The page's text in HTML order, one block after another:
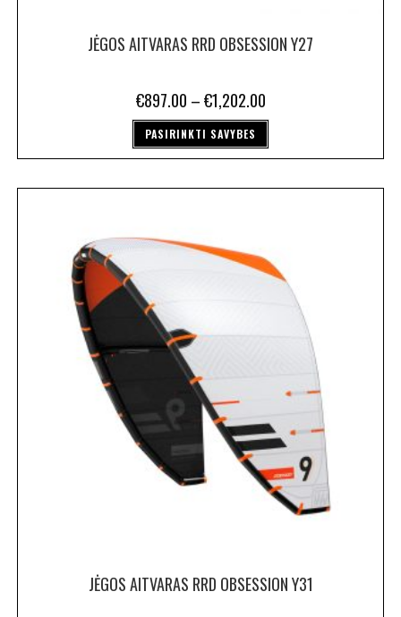
JĖGOS AITVARAS RRD OBSESSION Y27
€897.00 –€1,202.00
PASIRINKTI SAVYBES
JĖGOS AITVARAS RRD OBSESSION Y31